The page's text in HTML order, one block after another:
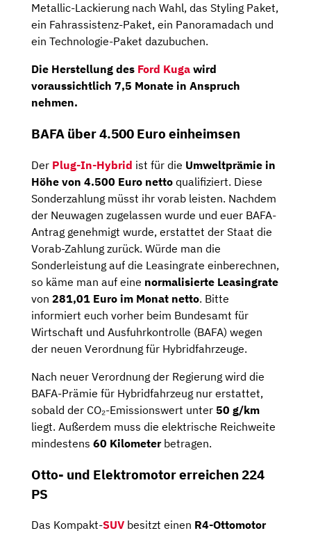
Metallic-Lackierung nach Wahl, das Styling Paket,
ein Fahrassistenz-Paket, ein Panoramadach und
ein Technologie-Paket dazubuchen.
Die Herstellung des Ford Kuga wird
voraussichtlich 7,5 Monate in Anspruch
nehmen.
BAFA über 4.500 Euro einheimsen
Der Plug-In-Hybrid ist für die Umweltprämie in
Höhe von 4.500 Euro netto qualifiziert. Diese
Sonderzahlung müsst ihr vorab leisten. Nachdem
der Neuwagen zugelassen wurde und euer BAFA-
Antrag genehmigt wurde, erstattet der Staat die
Vorab-Zahlung zurück. Würde man die
Sonderleistung auf die Leasingrate einberechnen,
so käme man auf eine normalisierte Leasingrate
von 281,01 Euro im Monat netto. Bitte
informiert euch vorher beim Bundesamt für
Wirtschaft und Ausfuhrkontrolle (BAFA) wegen
der neuen Verordnung für Hybridfahrzeuge.
Nach neuer Verordnung der Regierung wird die
BAFA-Prämie für Hybridfahrzeug nur erstattet,
sobald der CO₂-Emissionswert unter 50 g/km
liegt. Außerdem muss die elektrische Reichweite
mindestens 60 Kilometerbetragen.
Otto- und Elektromotor erreichen 224
PS
Das Kompakt-SUV besitzt einen R4-Ottomotor